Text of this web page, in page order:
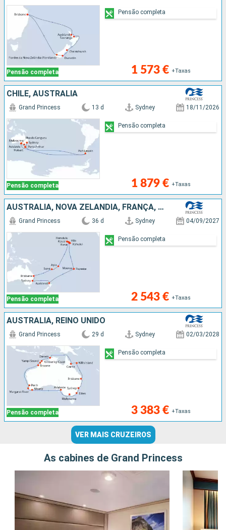
Pensão completa 1 573 € +Taxas
Pensão completa
CHILE, AUSTRALIA
Pensão completa
Grand Princess 13 d Sydney 18/11/2026
1 879 € +Taxas
Pensão completa
AUSTRALIA, NOVA ZELANDIA, FRANÇA, ESTADOS UNIDOS, SAMOA, FIJI (ILHAS)
Pensão completa
Grand Princess 36 d Sydney 04/09/2027
2 543 € +Taxas
Pensão completa
AUSTRALIA, REINO UNIDO
Pensão completa
Grand Princess 29 d Sydney 02/03/2028
3 383 € +Taxas
Pensão completa
VER MAIS CRUZEIROS
As cabines de Grand Princess